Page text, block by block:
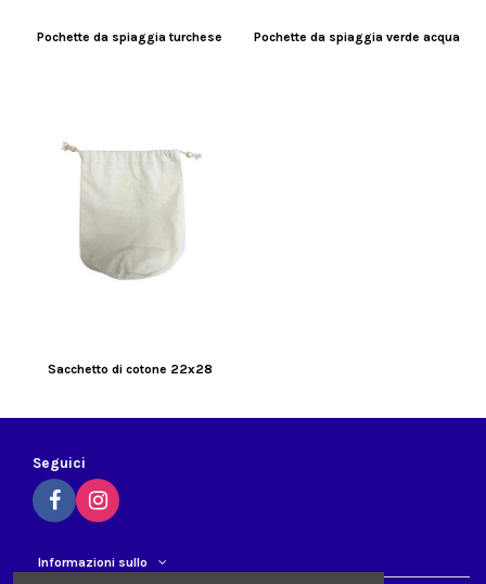
Pochette da spiaggia turchese Pochette da spiaggia verde acqua
Sacchetto di cotone 22x28
Seguici
Informazioni sullo